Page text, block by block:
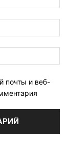
почты и веб-